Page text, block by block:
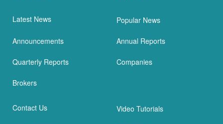
Latest News Popular News
Announcements Annual Reports
Quarterly Reports Companies
Brokers
Contact Us Video Tutorials